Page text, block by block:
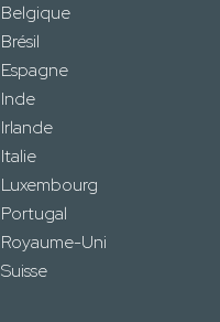
Belgique
Brésil
Espagne
Inde
Irlande
Italie
Luxembourg
Portugal
Royaume-Uni
Suisse